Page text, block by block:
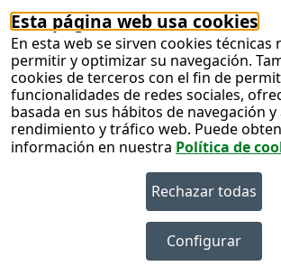
Esta página web usa cookies
En esta web se sirven cookies técnicas
permitir y optimizar su navegación.
cookies de terceros con el fin de
funcionalidades de redes sociales,
basada en sus hábitos de navegación y
rendimiento y tráfico web. Puede
información en nuestra Política de